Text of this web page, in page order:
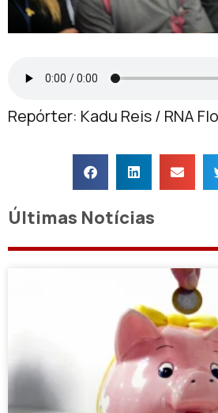
Repórter: Kadu Reis / RNA
Últimas Notícias